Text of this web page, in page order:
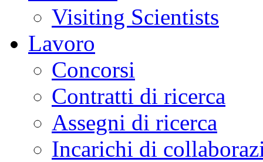
Visiting Scientists
Lavoro
Concorsi
Contratti di ricerca
Assegni di ricerca
Incarichi di